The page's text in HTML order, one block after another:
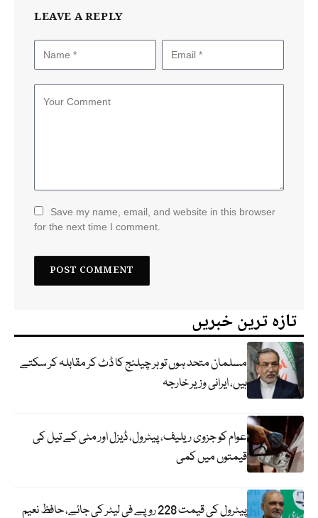
LEAVE A REPLY
Save my name, email, and website in this browser
for the next time I comment.
تازہ ترین خبریں
مسلمان متحد ہوں تو ہر چیلنج کا ڈٹ کر مقابلہ کر سکتے
ہیں، ایرانی وزیر خارجہ
عوام کو جزوی ریلیف، پیٹرول، ڈیزل اور مٹی کے تیل کی
قیمتوں میں کمی
پیٹرول کی قیمت 228 روپے فی لیٹر کی جائے، حافظ نعیم